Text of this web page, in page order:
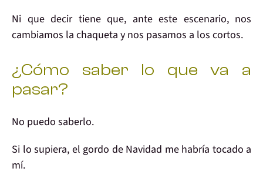
Ni que decir tiene que, ante este escenario, nos
cambiamos la chaqueta y nos pasamos a los cortos.
¿Cómo saber lo que va a
pasar?
No puedo saberlo.
Si lo supiera, el gordo de Navidad me habría tocado a
mí.